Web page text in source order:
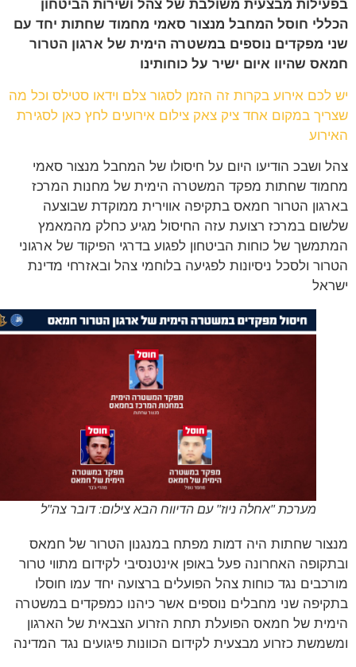
מבצעית משולבת של צהל ושירות הביטחון
חוסל המחבל מנצור סאמי מחמוד שחתות יחד עם
מפקדים נוספים במשטרה הימית של ארגון הטרור
שהיוו איום ישיר על כוחותינו
אירוע בקרות זה הזמן לסגור צלם וידאו סטילס וכל מה
במקום אחד ציק צאק צילום אירועים לחץ כאן לסגירת
ושבכ הודיעו היום על חיסולו של המחבל מנצור סאמי
שחתות מפקד המשטרה הימית של מחנות המרכז
הטרור חמאס בתקיפה אווירית ממוקדת שבוצעה
במרכז רצועת עזה החיסול מגיע כחלק מהמאמץ
של כוחות הביטחון לפגוע בדרגי הפיקוד של ארגוני
ולסכל ניסיונות לפגיעה בלוחמי צהל ובאזרחי מדינת
מערכת "אחלה ניוז" עם הדיווח הבא צילום: דובר צה"ל
שחתות היה דמות מפתח במנגנון הטרור של חמאס
האחרונה פעל באופן אינטנסיבי לקידום מתווי טרור
נגד כוחות צהל הפועלים ברצועה יחד עמו חוסלו
שני מחבלים נוספים אשר כיהנו כמפקדים במשטרה
של חמאס הפועלת תחת הזרוע הצבאית של הארגון
כזרוע מבצעית לקידום הכוונות פיגועים נגד המדינה